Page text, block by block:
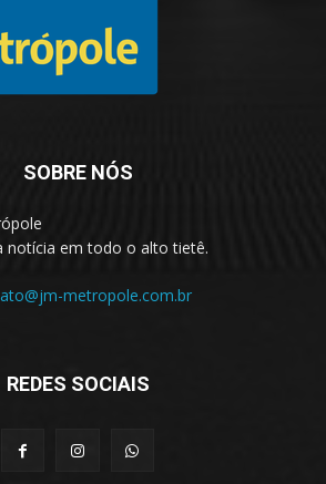
SOBRE NÓS
notícia em todo o alto tietê.
metropole.com.br
REDES SOCIAIS